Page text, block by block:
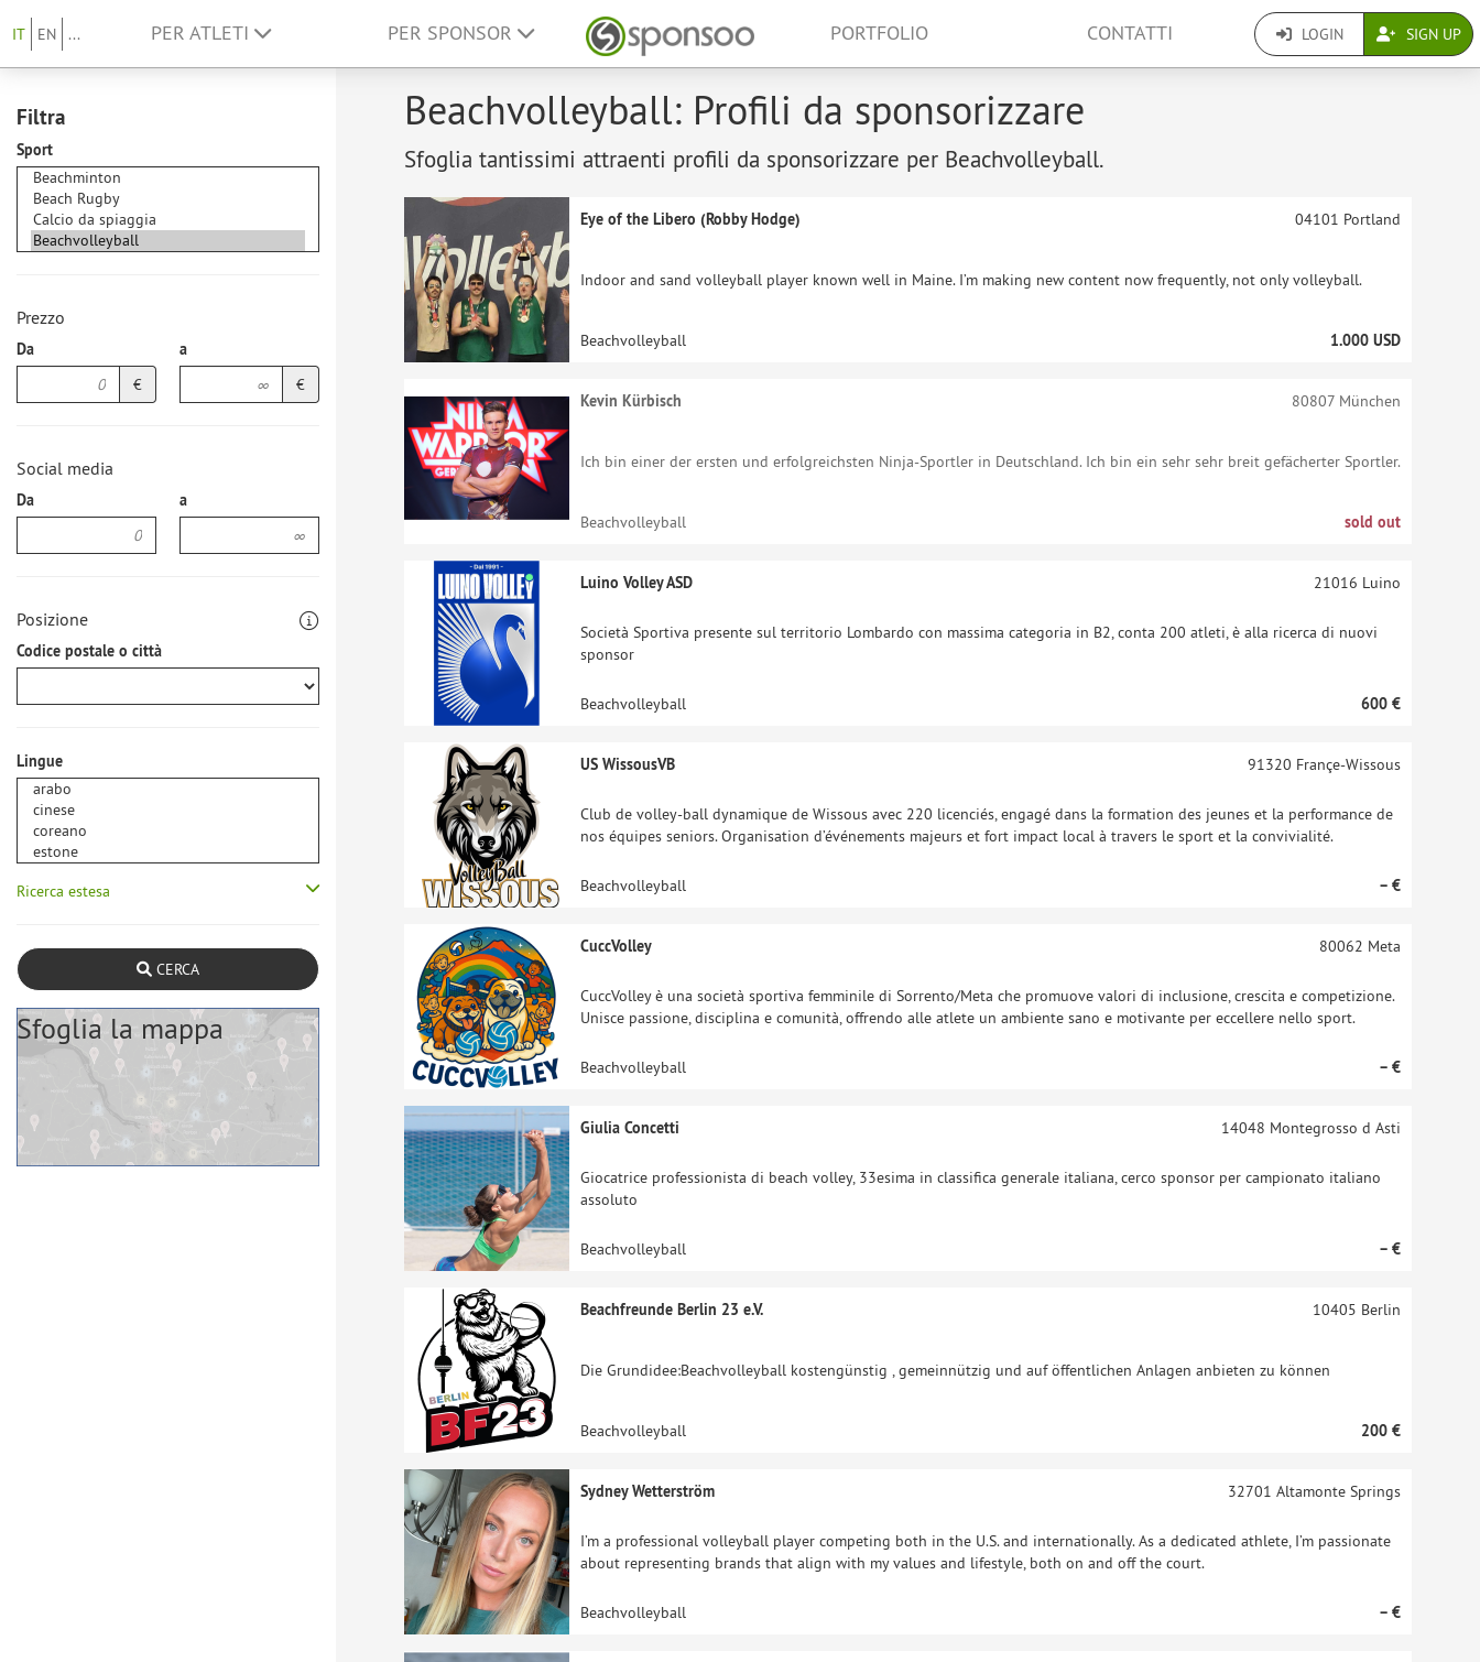
IT EN ... PER ATLETI PER SPONSOR PORTFOLIO CONTATTI LOGIN SIGN UP
Filtra
Sport
Prezzo
Da
€
a
€
Social media
Da a
Posizione
Codice postale o città
Lingue
Ricerca estesa
CERCA
Sfoglia la mappa
Beachvolleyball: Profili da sponsorizzare
Sfoglia tantissimi attraenti profili da sponsorizzare per Beachvolleyball.
Eye of the Libero (Robby Hodge)
Indoor and sand volleyball player known well in Maine. I’m making new content now frequently, not only volleyball.
04101 Portland
Beachvolleyball 1.000 USD
Kevin Kürbisch
Ich bin einer der ersten und erfolgreichsten Ninja-Sportler in Deutschland. Ich bin ein sehr sehr breit gefächerter Sportler.
80807München
Beachvolleyball sold out
Luino Volley ASD
Società Sportiva presente sul territorio Lombardo con massima categoria in B2, conta 200 atleti, è alla ricerca di nuovi
sponsor
21016 Luino
Beachvolleyball 600 €
US WissousVB
Club de volley-ball dynamique de Wissous avec 220 licenciés, engagé dans la formation des jeunes et la performance de
nos équipes seniors. Organisation d’événements majeurs et fort impact local à travers le sport et la convivialité.
91320 Françe-Wissous
Beachvolleyball – €
CuccVolley
CuccVolley è una società sportiva femminile di Sorrento/Meta che promuove valori di inclusione, crescita e competizione.
Unisce passione, disciplina e comunità, offrendo alle atlete un ambiente sano e motivante per eccellere nello sport.
80062 Meta
Beachvolleyball – €
Giulia Concetti
Giocatrice professionista di beach volley, 33esima in classifica generale italiana, cerco sponsor per campionato italiano
assoluto
14048 Montegrosso d Asti
Beachvolleyball – €
Beachfreunde Berlin 23 e.V.
Die Grundidee:Beachvolleyball kostengünstig , gemeinnützig und auf öffentlichen Anlagen anbieten zu können
10405 Berlin
Beachvolleyball 200 €
Sydney Wetterström
I’m a professional volleyball player competing both in the U.S. and internationally. As a dedicated athlete, I’m passionate
about representing brands that align with my values and lifestyle, both on and off the court.
32701 Altamonte Springs
Beachvolleyball – €